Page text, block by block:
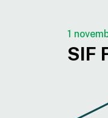
1
SIF